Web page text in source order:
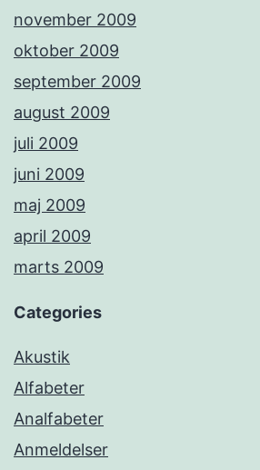
november 2009
oktober 2009
september 2009
august 2009
juli 2009
juni 2009
maj 2009
april 2009
marts 2009
Categories
Akustik
Alfabeter
Analfabeter
Anmeldelser